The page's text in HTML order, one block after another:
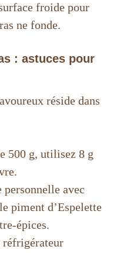
froide pour
ne fonde.
: astuces pour
réside dans
500 g, utilisez 8 g
avec
piment d’Espelette
épices.
réfrigérateur